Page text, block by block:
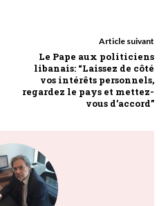
Article suivant
Le Pape aux politiciens
libanais: “Laissez de côté
vos intérêts personnels,
regardez le pays et mettez-
vous d’accord”